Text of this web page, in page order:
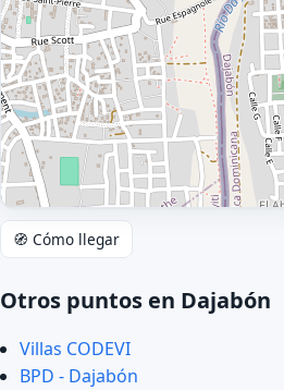
🧭 Cómo llegar
Otros puntos en Dajabón
Villas CODEVI
BPD - Dajabón